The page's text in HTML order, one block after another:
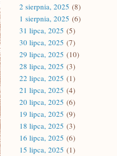
2 sierpnia, 2025 (8)
1 sierpnia, 2025 (6)
31 lipca, 2025 (5)
30 lipca, 2025 (7)
29 lipca, 2025 (10)
28 lipca, 2025 (3)
22 lipca, 2025 (1)
21 lipca, 2025 (4)
20 lipca, 2025 (6)
19 lipca, 2025 (9)
18 lipca, 2025 (3)
16 lipca, 2025 (6)
15 lipca, 2025 (1)